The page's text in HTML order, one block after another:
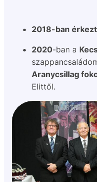
2018-ban
2020-ban a
Aranycsillag
Elittől.